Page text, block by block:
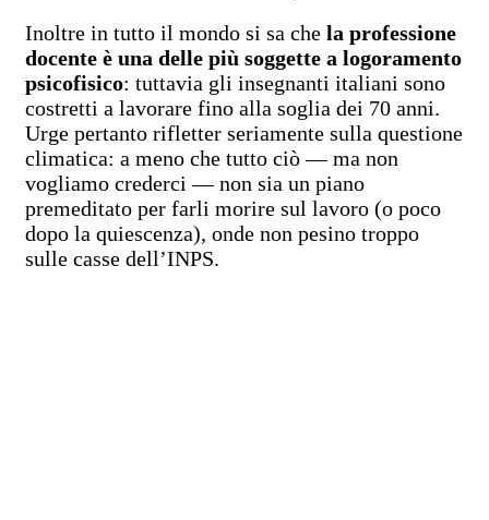
Inoltre in tutto il mondo si sa che la professione
docente è una delle più soggette a logoramento
psicofisico: tuttavia gli insegnanti italiani sono
costretti a lavorare fino alla soglia dei 70 anni.
Urge pertanto rifletter seriamente sulla questione
climatica: a meno che tutto ciò — ma non
vogliamo crederci — non sia un piano
premeditato per farli morire sul lavoro (o poco
dopo la quiescenza), onde non pesino troppo
sulle casse dell’INPS.